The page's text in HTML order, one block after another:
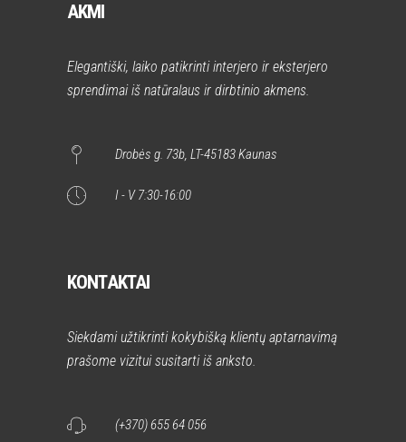
AKMI
Elegantiški, laiko patikrinti interjero ir eksterjero
sprendimai iš natūralaus ir dirbtinio akmens.
Drobės g. 73b, LT-45183 Kaunas
I - V 7:30-16:00
KONTAKTAI
Siekdami užtikrinti kokybišką klientų aptarnavimą
prašome vizitui susitarti iš anksto.
(+370) 655 64 056